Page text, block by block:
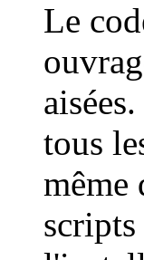
Le
tous
même